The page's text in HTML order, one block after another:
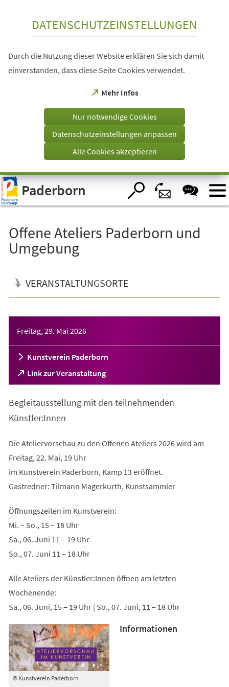
Visuelle
Assistenzsoftware
öffnen.
DATENSCHUTZEINSTELLUNGEN
Durch die Nutzung dieser Website erklären Sie sich damit
einverstanden, dass diese Seite Cookies verwendet.
Mehr Infos
(Öffnet
einem
Tab)
Nur notwendige Cookies
Datenschutzeinstellungen anpassen
Alle Cookies akzeptieren
Paderborn
Offene Ateliers Paderborn und
Umgebung
VERANSTALTUNGSORTE
Freitag, 29. Mai 2026
Kunstverein Paderborn
Link zur Veranstaltung
(Öffnet
in
neuen
Tab)
Begleitausstellung mit den teilnehmenden
Künstler:Innen
Die Ateliervorschau zu den Offenen Ateliers 2026 wird am
Freitag, 22. Mai, 19 Uhr
im Kunstverein Paderborn, Kamp 13 eröffnet.
Gastredner: Tilmann Magerkurth, Kunstsammler
Öffnungszeiten im Kunstverein:
Mi. – So., 15 – 18 Uhr
Sa., 06. Juni 11 – 19 Uhr
So., 07. Juni 11 – 18 Uhr
Alle Ateliers der Künstler:Innen öffnen am letzten
Wochenende:
Sa., 06. Juni, 15 – 19 Uhr | So., 07. Juni, 11 – 18 Uhr
© Kunstverein Paderborn
Informationen